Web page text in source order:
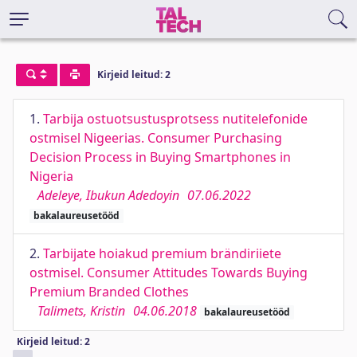
Kirjeid leitud: 2
1. Tarbija ostuotsustusprotsess nutitelefonide
ostmisel Nigeerias. Consumer Purchasing
Decision Process in Buying Smartphones in
Nigeria
Adeleye, Ibukun Adedoyin 07.06.2022
bakalaureusetööd
2. Tarbijate hoiakud premium brändiriiete
ostmisel. Consumer Attitudes Towards Buying
Premium Branded Clothes
Talimets, Kristin 04.06.2018 bakalaureusetööd
Kirjeid leitud: 2